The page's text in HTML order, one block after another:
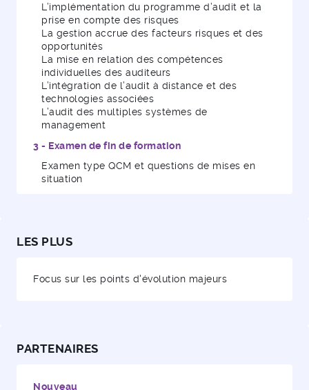
L’implémentation du programme d’audit et la
prise en compte des risques
La gestion accrue des facteurs risques et des
opportunités
La mise en relation des compétences
individuelles des auditeurs
L’intégration de l’audit à distance et des
technologies associées
L’audit des multiples systèmes de
management
3 - Examen de fin de formation
Examen type QCM et questions de mises en
situation
LES PLUS
Focus sur les points d'évolution majeurs
PARTENAIRES
Nouveau